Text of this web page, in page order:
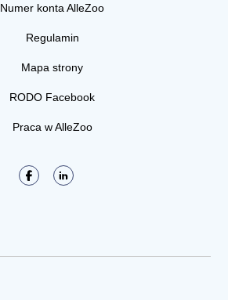
Numer konta AlleZoo
Regulamin
Mapa strony
RODO Facebook
Praca w AlleZoo